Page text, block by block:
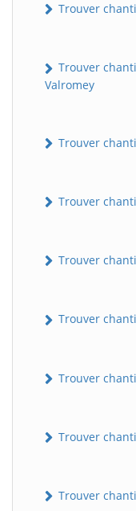
Trouver
Trouver
Valromey
Trouver
Trouver
Trouver
Trouver
Trouver
Trouver
Trouver